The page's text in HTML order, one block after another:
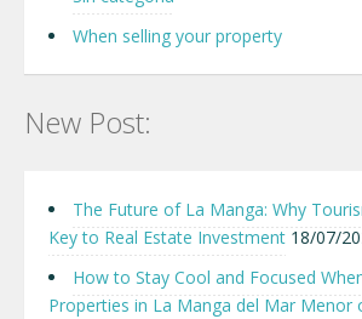
When selling your property
New Post:
The Future of La Manga: Why
Key to Real Estate Investment 18/07/
How to Stay Cool and Focused
Properties in La Manga del Mar Menor